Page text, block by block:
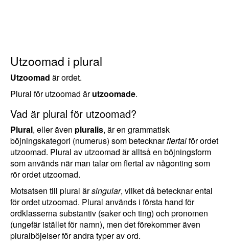
Utzoomad i plural
Utzoomad är ordet.
Plural för utzoomad ärutzoomade.
Vad är plural för utzoomad?
Plural, eller även pluralis, är en grammatisk
böjningskategori (numerus) som betecknarflertalför ordet
utzoomad. Plural av utzoomad är alltså en böjningsform
som används när man talar om flertal av någonting som
rör ordet utzoomad.
Motsatsen till plural ärsingular, vilket då betecknar ental
för ordet utzoomad. Plural används i första hand för
ordklasserna substantiv (saker och ting) och pronomen
(ungefär istället för namn), men det förekommer även
pluralböjelser för andra typer av ord.